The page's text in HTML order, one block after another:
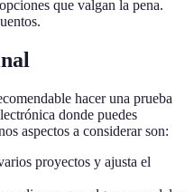
que valgan la pena.
hacer una prueba
donde puedes
aspectos a considerar son:
proyectos y ajusta el